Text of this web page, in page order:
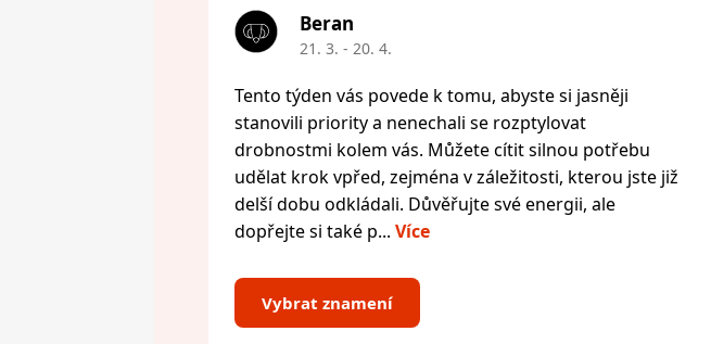
Beran
21. 3. - 20. 4.
Tento týden vás povede k tomu, abyste si jasněji
stanovili priority a nenechali se rozptylovat
drobnostmi kolem vás. Můžete cítit silnou potřebu
udělat krok vpřed, zejména v záležitosti, kterou jste již
delší dobu odkládali. Důvěřujte své energii, ale
dopřejte si také p... Více
Vybrat znamení